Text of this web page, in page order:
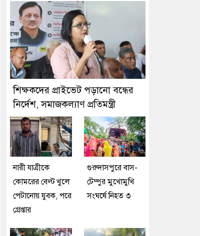
শিক্ষকদের প্রাইভেট পড়ানো বন্ধের
নির্দেশ, সমাজকল্যাণ প্রতিমন্ত্রী
নারী যাত্রীকে
কোমরের বেল্ট খুলে
পেটানোয় যুবক, পরে
গ্রেপ্তার
গুরুদাসপুরে বাস-
টেম্পুর মুখোমুখি
সংঘর্ষে নিহত ৩